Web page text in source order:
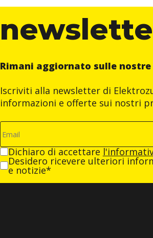
Rimani aggiornato sulle
Iscriviti alla newsletter di
informazioni e offerte sui nostri
Dichiaro di accettare
Desidero ricevere ulteriori
e notizie*